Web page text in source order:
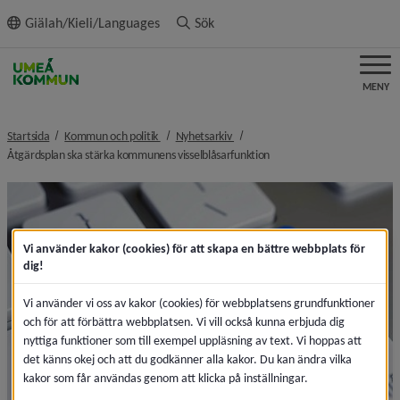
innehållet
Giälah/Kieli/Languages Sök
MENY
Startsida Kommun och politik nivå i brödsmulenavigeringen
Nyhetsarkiv nivå i brödsmulenavigeringen
Åtgärdsplan ska stärka kommunens visselblåsarfunktionnivå i
Vi använder kakor (cookies) för att skapa en bättre webbplats för
dig!
Vi använder vi oss av kakor (cookies) för webbplatsens grundfunktioner
och för att förbättra webbplatsen. Vi vill också kunna erbjuda dig
nyttiga funktioner som till exempel uppläsning av text. Vi hoppas att
det känns okej och att du godkänner alla kakor. Du kan ändra vilka
kakor som får användas genom att klicka på inställningar.